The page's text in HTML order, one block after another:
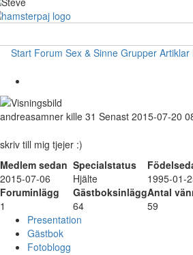
Start Forum Sex & Sinne Grupper Artiklar
andreasamner kille 31 Senast 2015-07-20
skriv till mig tjejer :)
Medlem sedan Specialstatus
2015-07-06
Hjälte
1995-01-
Foruminlägg
GästboksinläggAntal
1
64
59
Presentation
Gästbok
Fotoblogg